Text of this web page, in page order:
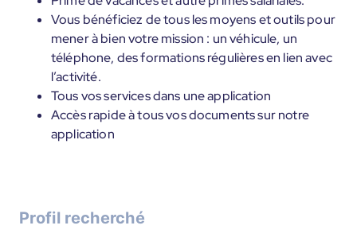
Vous bénéficiez de tous les moyens et outils pour
mener à bien votre mission : un véhicule, un
téléphone, des formations régulières en lien avec
l’activité.
Tous vos services dans une application
Accès rapide à tous vos documents sur notre
application
Profil recherché